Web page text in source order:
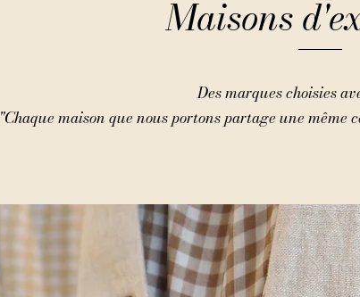
Maisons
Des marques choisies
"Chaque maison que nous portons partage une